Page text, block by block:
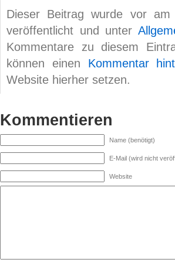
Dieser Beitrag wurde vor
veröffentlicht und unter
Kommentare zu diesem
können einen Kommentar
Website hierher setzen.
Kommentieren
Name (benötigt)
E-Mail (wird nicht
Website